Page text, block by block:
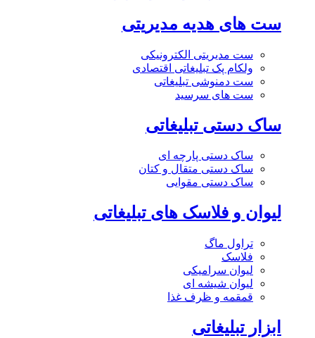
ست های هدیه مدیریتی
ست مدیریتی الکترونیکی
ولکام پک تبلیغاتی اقتصادی
ست دمنوشی تبلیغاتی
ست های سرسید
ساک دستی تبلیغاتی
ساک دستی پارچه ای
ساک دستی متقال و کتان
ساک دستی مقوایی
لیوان و فلاسک های تبلیغاتی
تراول ماگ
فلاسک
لیوان سرامیکی
لیوان شیشه ای
قمقمه و ظرف غذا
ابزار تبلیغاتی